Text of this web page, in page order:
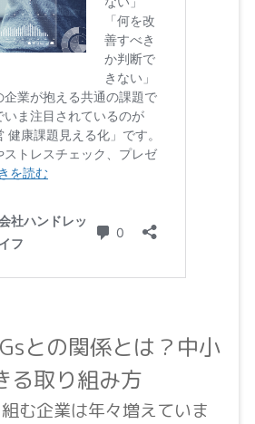
との関係とは？中小
る取り組み方
む企業は年々増えていま